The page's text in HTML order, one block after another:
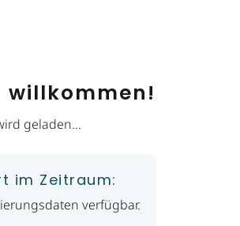
willkommen!
geladen…
im Zeitraum:
verfügbar.